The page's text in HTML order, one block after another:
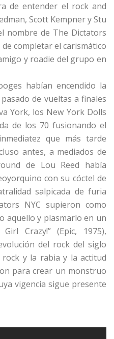
de entender el rock and
Scott Kempner y Stu
nombre de The Dictators
completar el carismático
y roadie del grupo en
habían encendido la
de vueltas a finales
York, los New York Dolls
de los 70 fusionando el
que más tarde
antes, a mediados de
de Lou Reed había
con su cóctel de
salpicada de furia
NYC supieron como
aquello y plasmarlo en un
Crazy!” (Epic, 1975),
del rock del siglo
y la rabia y la actitud
para crear un monstruo
vigencia sigue presente